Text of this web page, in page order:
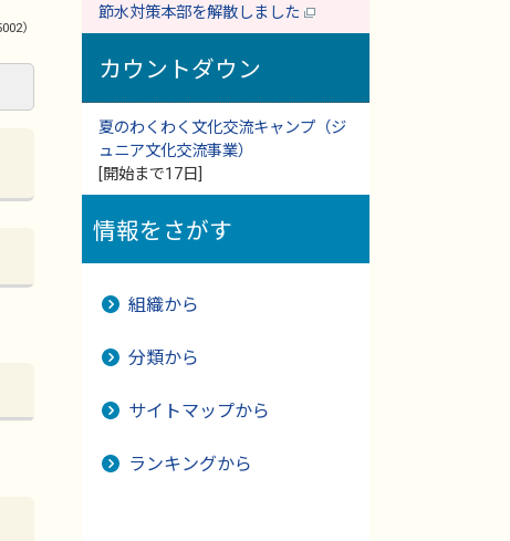
）
節水対策本部を解散しました
カウントダウン
夏のわくわく文化交流キャンプ（ジ
ュニア文化交流事業）
[開始まで17日]
情報をさがす
組織から
分類から
サイトマップから
ランキングから